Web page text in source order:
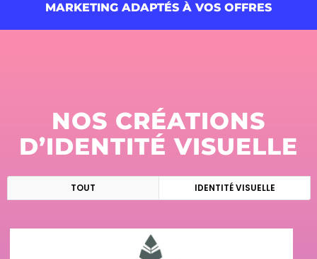
MARKETING ADAPTÉS À VOS OFFRES
NOS CRÉATIONS
D’IDENTITÉ VISUELLE
TOUT IDENTITÉ VISUELLE